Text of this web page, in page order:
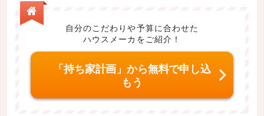
自分のこだわりや予算に合わせた
ハウスメーカをご紹介！
「持ち家計画」から無料で申し込
もう